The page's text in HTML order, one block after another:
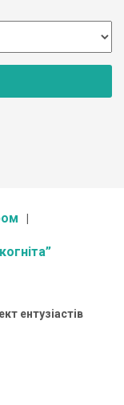
ентузіастів